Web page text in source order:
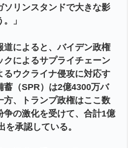
ソリンスタンドで大きな影
」
道によると、バイデン政権
クによるサプライチェーン
るウクライナ侵攻に対応す
蓄（SPR）は2億4300万バ
方、トランプ政権はここ数
争の激化を受けて、合計1億
を承認している。